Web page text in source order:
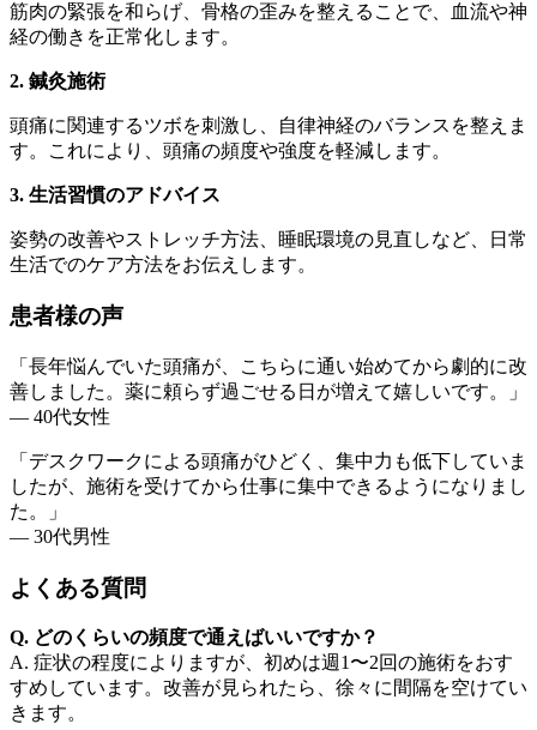
筋肉の緊張を和らげ、骨格の歪みを整えることで、血流や神
経の働きを正常化します。
2. 鍼灸施術
頭痛に関連するツボを刺激し、自律神経のバランスを整えま
す。これにより、頭痛の頻度や強度を軽減します。
3. 生活習慣のアドバイス
姿勢の改善やストレッチ方法、睡眠環境の見直しなど、日常
生活でのケア方法をお伝えします。
患者様の声
「長年悩んでいた頭痛が、こちらに通い始めてから劇的に改
善しました。薬に頼らず過ごせる日が増えて嬉しいです。」
— 40代女性
「デスクワークによる頭痛がひどく、集中力も低下していま
したが、施術を受けてから仕事に集中できるようになりまし
た。」
— 30代男性
よくある質問
Q. どのくらいの頻度で通えばいいですか？
A. 症状の程度によりますが、初めは週1〜2回の施術をおす
すめしています。改善が見られたら、徐々に間隔を空けてい
きます。